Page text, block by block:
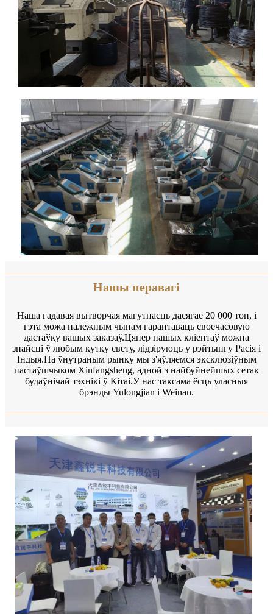
Нашы перавагі
Наша гадавая вытворчая магутнасць дасягае 20 000 тон, і
гэта можа належным чынам гарантаваць своечасовую
дастаўку вашых заказаў.Цяпер нашых кліентаў можна
знайсці ў любым кутку свету, лідзіруюць у рэйтынгу Расія і
Індыя.На ўнутраным рынку мы з'яўляемся эксклюзіўным
пастаўшчыком Xinfangsheng, адной з найбуйнейшых сетак
будаўнічай тэхнікі ў Кітаі.У нас таксама ёсць уласныя
брэнды Yulongjian і Weinan.